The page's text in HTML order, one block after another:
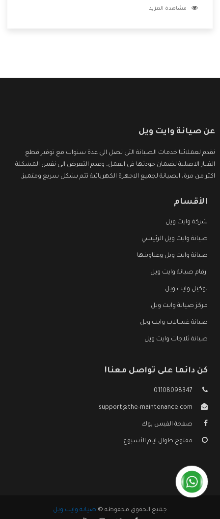
المواصفات والإمكانيات المختلفة وأيضا تتوفر بأفضل الاسعار
مشاهدة المزيد
عن صيانة وايت ويل
نقدم لعملائنا خدمات الصيانة التى تصل الى عدة سنوات مع توفير قطع
الغيار الاصلية لضمان جودتها فى العمل، وعدم التعرض الى نفس المشكلة
اكثر من مرة، الصيانة لجميع الاجهزة الكهربائية تتم بشكل سريع ومتميز.
الأقسام
شركة وايت ويل
صيانة وايت ويل الرئيسي
صيانة وايت ويل وعناوينها
ارقام صيانة وايت ويل
توكيل وايت ويل
مركز صيانة وايت ويل
صيانة غسالات وايت ويل
صيانة ثلاجات وايت ويل
كن دائما على تواصل معنا!
01108098347
support@the-maintenance.com
صفحة الفيس بوك
مفتوح طوال ايام الأسبوع
جميع الحقوق محفوظه © صيانة وايت ويل